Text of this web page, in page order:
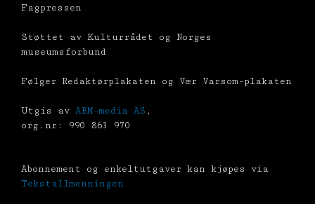
Fagpressen
Støttet av Kulturrådet og Norges
museumsforbund
Følger Redaktørplakaten og Vær Varsom-plakaten
Utgis av ABM-media AS ,
org.nr: 990 863 970
Abonnement og enkeltutgaver kan kjøpes via
Tekstallmenningen